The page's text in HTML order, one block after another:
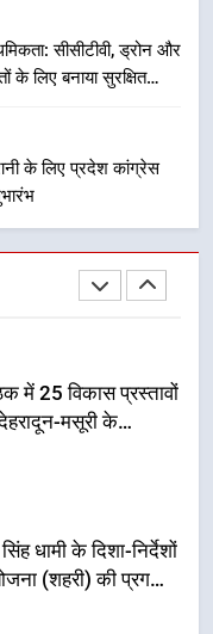
सीसीटीवी, ड्रोन और
के लिए बनाया सुरक्षित
के लिए प्रदेश कांग्रेस
की चेतावनी के बीच
देहरादून-मसूरी के
मिलेगी रफ्तार
धामी के दिशा-निर्देशों
(शहरी) की प्रगति
के फरार चल रहे
ने हरिद्वार से किया